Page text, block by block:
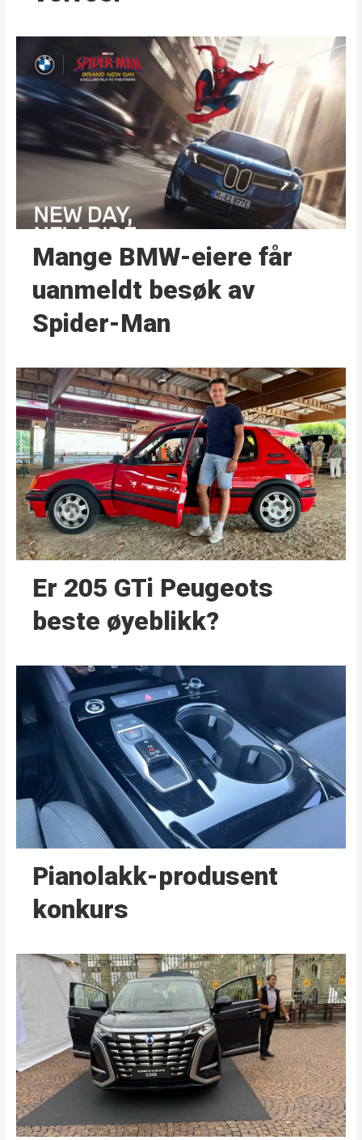
Mange BMW-eiere får
uanmeldt besøk av
Spider-Man
Er 205 GTi Peugeots
beste øyeblikk?
Pianolakk-produsent
konkurs